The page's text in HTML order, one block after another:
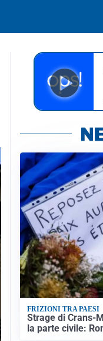
FRIZIONI TRA PAESI
Strage di Crans-
la parte civile: